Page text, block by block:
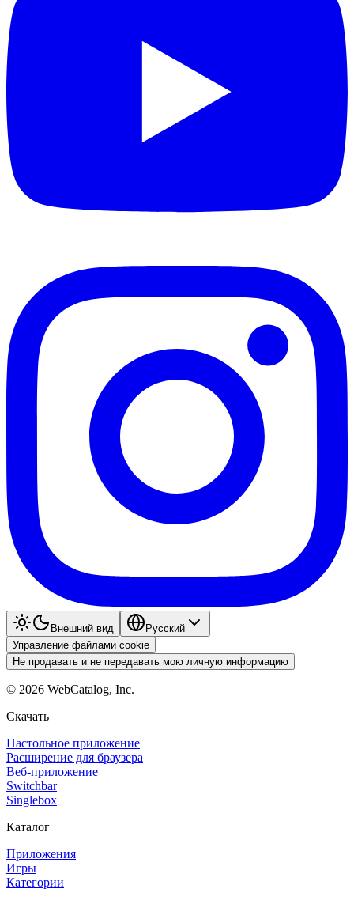
Внешний вид
Pyccкий
Управление файлами cookie
Не продавать и не передавать мою личную информацию
© 2026 WebCatalog, Inc.
Скачать
Настольное приложение
Расширение для браузера
Веб-приложение
Switchbar
Singlebox
Каталог
Приложения
Игры
Категории